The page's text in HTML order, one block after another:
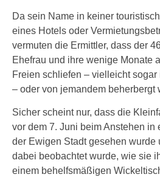
Da sein Name in keiner
eines Hotels oder
vermuten die Ermittler, dass der
Ehefrau und ihre wenige Monate
Freien schliefen – vielleicht
– oder von jemandem beherbergt
Sicher scheint nur, dass die
vor dem 7. Juni beim Anstehen in
der Ewigen Stadt gesehen wurde
dabei beobachtet wurde, wie sie
einem behelfsmäßigen